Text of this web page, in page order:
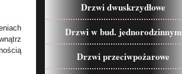
Drzwi dwuskrzydłowe
Drzwi w bud. jednorodzinnym
Drzwi przeciwpożarowe